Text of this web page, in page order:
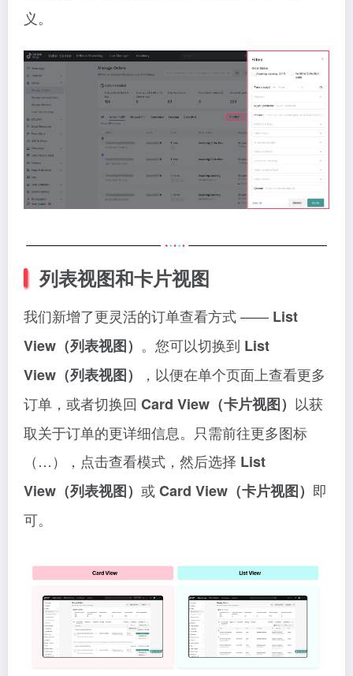
义。
列表视图和卡片视图
我们新增了更灵活的订单查看方式 —— List
View（列表视图） 。您可以切换到 List
View（列表视图）
，以便在单个页面上查看更多
订单，或者切换回 Card View（卡片视图） 以获
取关于订单的更详细信息。只需前往更多图标
（…），点击查看模式，然后选择 List
View（列表视图） 或Card View（卡片视图） 即
可。